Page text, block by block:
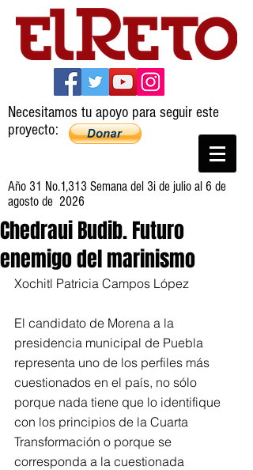
Necesitamos tu apoyo para seguir este
proyecto:
Año 31 No.1,313 Semana del 3i de julio al 6 de
agosto de 2026
Chedraui Budib. Futuro
enemigo del marinismo
Xochitl Patricia Campos López
El candidato de Morena a la
presidencia municipal de Puebla
representa uno de los perfiles más
cuestionados en el país, no sólo
porque nada tiene que lo identifique
con los principios de la Cuarta
Transformación o porque se
corresponda a la cuestionada